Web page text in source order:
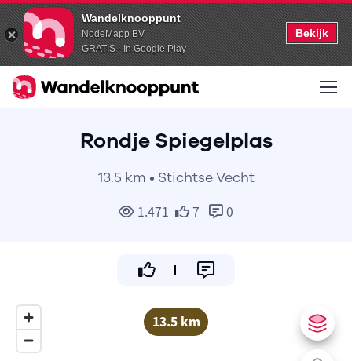
Wandelknooppunt
NodeMapp BV
GRATIS - In Google Play
Bekijk
Rondje Spiegelplas
13.5 km • Stichtse Vecht
1.471 7 0
13.5 km